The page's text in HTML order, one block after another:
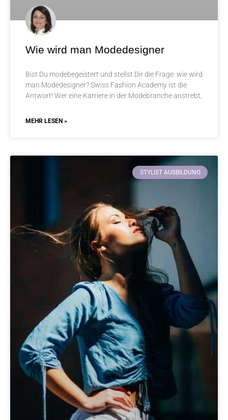
Wie wird man Modedesigner
Bist Du modebegeistert und stellst Dir die Frage: wie wird
man Modedesigner? Swiss Fashion Academy ist die
Antwort! Wer eine Karriere in der Modebranche anstrebt,
MEHR LESEN »
STYLIST AUSBILDUNG